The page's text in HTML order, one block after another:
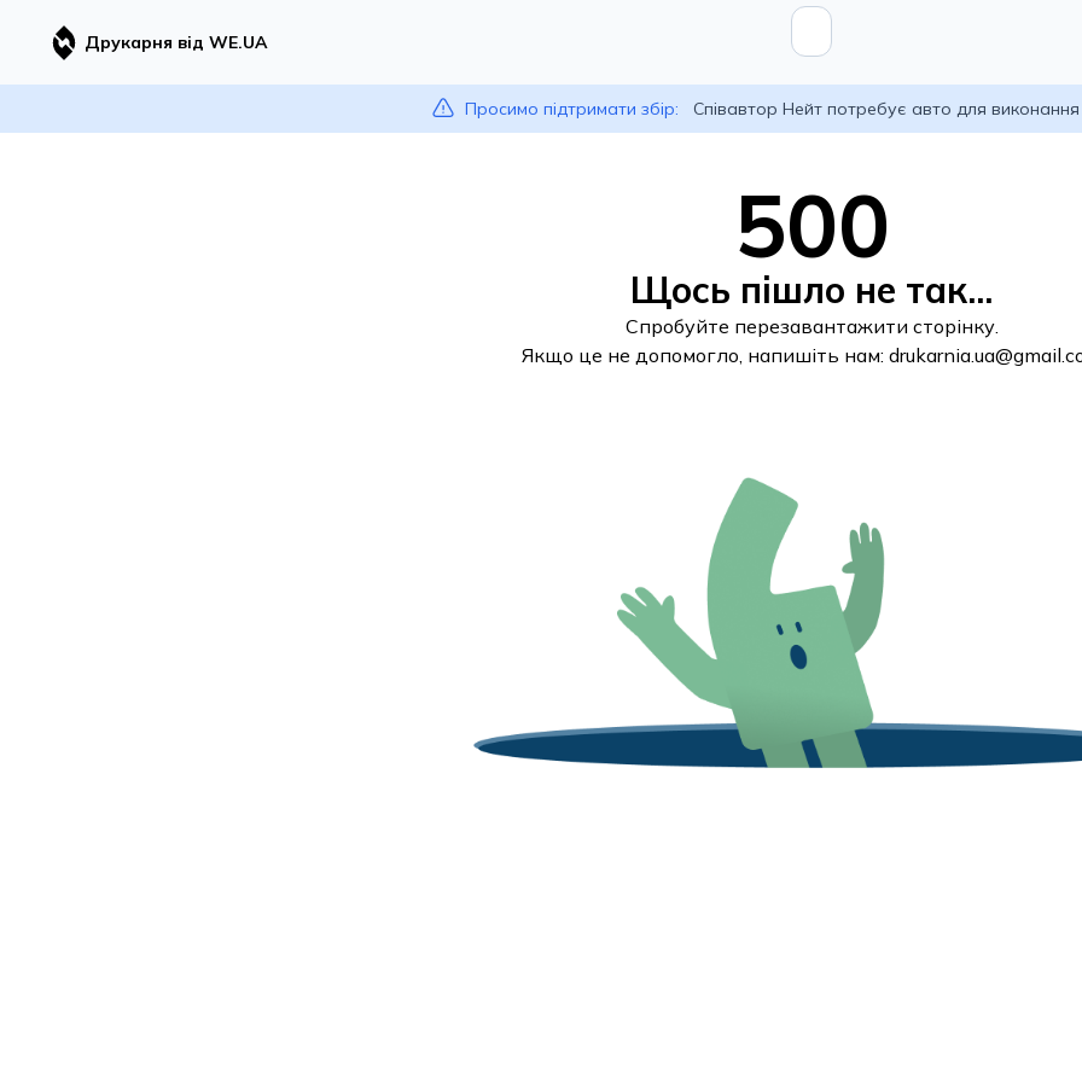
Друкарня від WE.UA
Просимо підтримати збір: Співавтор Нейт потребує авто для
500
Щось пішло не так...
Спробуйте перезавантажити сторінку.
Якщо це не допомогло, напишіть нам: